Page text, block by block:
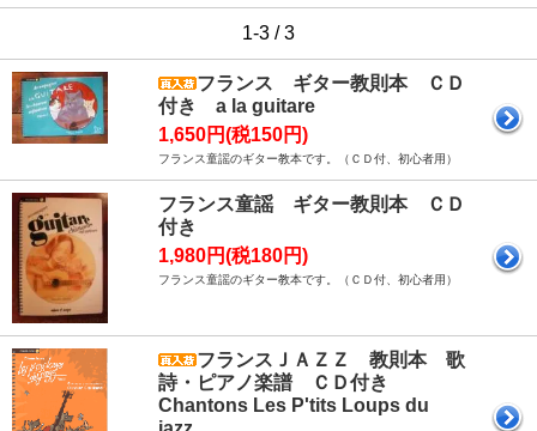
1-3 / 3
フランス ギター教則本 ＣＤ
付き a la guitare
1,650円(税150円)
フランス童謡のギター教本です。（ＣＤ付、初心者用）
フランス童謡 ギター教則本 ＣＤ
付き
1,980円(税180円)
フランス童謡のギター教本です。（ＣＤ付、初心者用）
フランスＪＡＺＺ 教則本 歌
詩・ピアノ楽譜 ＣＤ付き
Chantons Les P'tits Loups du